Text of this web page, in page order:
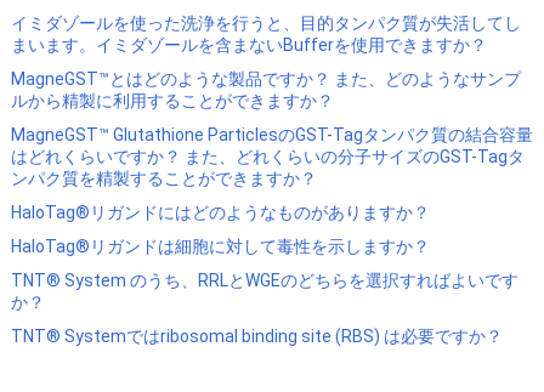
イミダゾールを使った洗浄を行うと、目的タンパク質が失活してし
まいます。イミダゾールを含まないBufferを使用できますか？
MagneGST™とはどのような製品ですか？ また、どのようなサンプ
ルから精製に利用することができますか？
MagneGST™ Glutathione ParticlesのGST-Tagタンパク質の結合容量
はどれくらいですか？ また、どれくらいの分子サイズのGST-Tagタ
ンパク質を精製することができますか？
HaloTag®リガンドにはどのようなものがありますか？
HaloTag®リガンドは細胞に対して毒性を示しますか？
TNT® System のうち、RRLとWGEのどちらを選択すればよいです
か？
TNT® Systemではribosomal binding site (RBS) は必要ですか？